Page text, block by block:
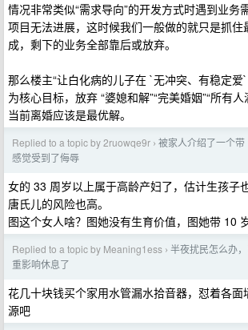
情况非常类似“需求导向”的开发方式时遇到业务
项目无法进展，这时候我们一般做的就只是抓
成，剩下的业务全部靠后或放弃。
那么楼主“让白化病的儿子在 `无冲突、有稳定爱
为核心目标，放弃 “婆媳和解”“完美婚姻”“所有人
当前离婚应该是最优解。
Replied to a topic by 2ruowqe9r › 被家人介绍了一个带
感觉受到了侮辱
女的 33 周岁以上属于高龄产妇了，估计生孩子
唐氏儿的风险也高。
图这个女人啥？图她没有生育价值，图她带 10
Replied to a topic by Meaning1ess › 半夜扰民怎么办
重影响休息了
花几十块钱买个家用水管漏水拾音器，怼着各
源吧